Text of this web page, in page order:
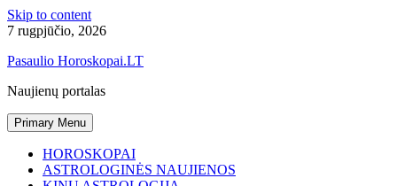
Skip to content
7 rugpjūčio, 2026
Pasaulio Horoskopai.LT
Naujienų portalas
Primary Menu
HOROSKOPAI
ASTROLOGINĖS NAUJIENOS